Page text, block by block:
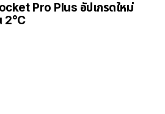
Pro Plus อัปเกรดใหม่
2°C